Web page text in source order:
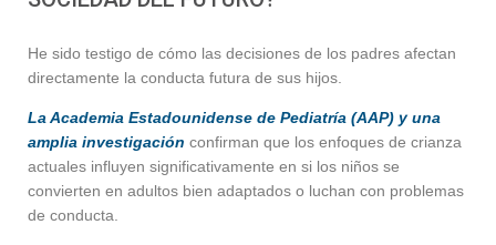
He sido testigo de cómo las decisiones de los padres afectan
directamente la conducta futura de sus hijos.
La Academia Estadounidense de Pediatría (AAP) y una
amplia investigación confirman que los enfoques de crianza
actuales influyen significativamente en si los niños se
convierten en adultos bien adaptados o luchan con problemas
de conducta.